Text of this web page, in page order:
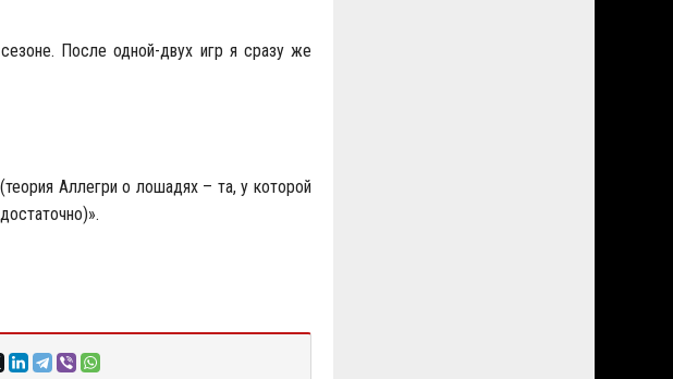
После одной-двух игр я сразу же
Аллегри о лошадях – та, у которой